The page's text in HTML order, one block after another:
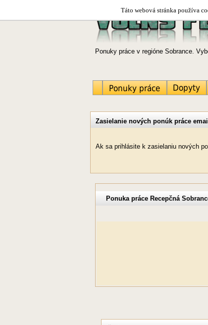
Táto webová stránka používa
Ponuky práce v regióne Sobrance.
Zasielanie nových ponúk práce
Ak sa prihlásite k zasielaniu nových
Ponuka práce Recepčná